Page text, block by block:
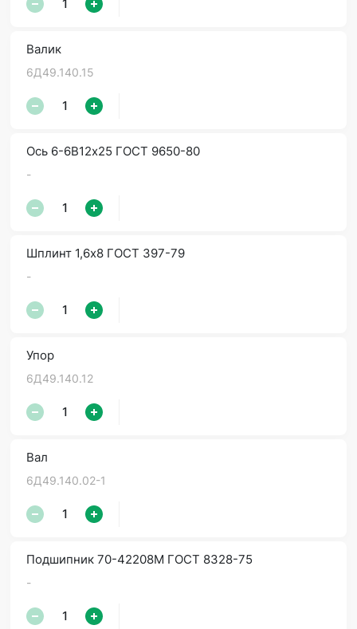
Валик
6Д49.140.15
Ось 6-6В12х25 ГОСТ 9650-80
-
Шплинт 1,6х8 ГОСТ 397-79
-
Упор
6Д49.140.12
Вал
6Д49.140.02-1
Подшипник 70-42208М ГОСТ 8328-75
-